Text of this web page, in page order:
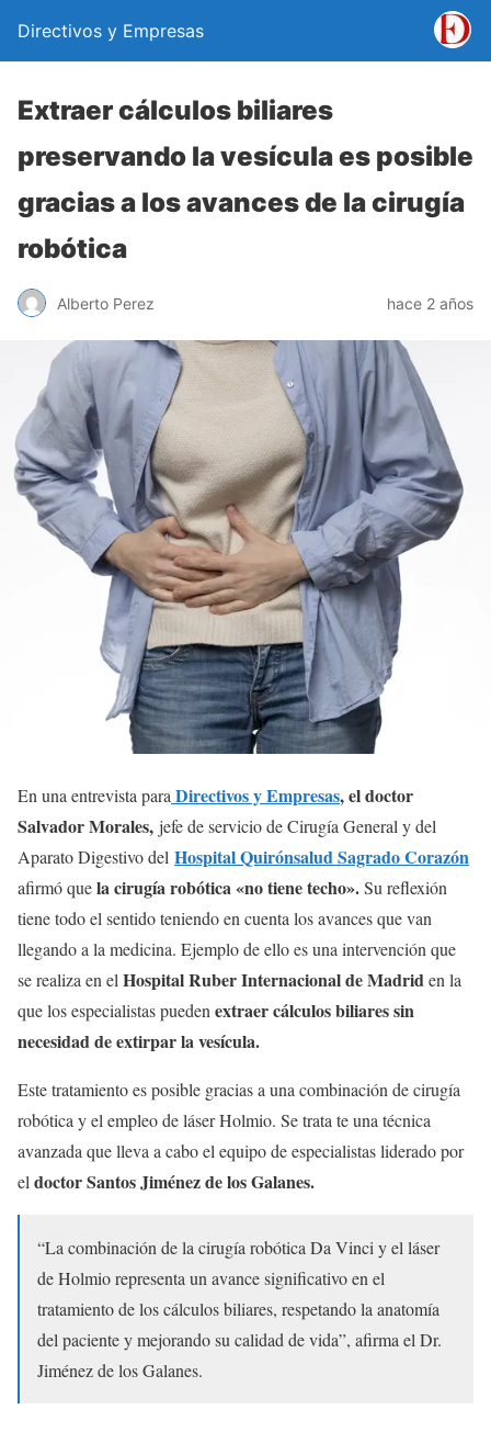
Directivos y Empresas
Extraer cálculos biliares
preservando la vesícula es posible
gracias a los avances de la cirugía
robótica
Alberto Perez hace 2 años
En una entrevista para Directivos y Empresas, el doctor
Salvador Morales, jefe de servicio de Cirugía General y del
Aparato Digestivo del Hospital Quirónsalud Sagrado Corazón
afirmó quela cirugía robótica «no tiene techo».Su reflexión
tiene todo el sentido teniendo en cuenta los avances que van
llegando a la medicina. Ejemplo de ello es una intervención que
se realiza en el Hospital Ruber Internacional de Madriden la
que los especialistas pueden extraer cálculos biliares sin
necesidad de extirpar la vesícula.
Este tratamiento es posible gracias a una combinación de cirugía
robótica y el empleo de láser Holmio. Se trata te una técnica
avanzada que lleva a cabo el equipo de especialistas liderado por
el doctor Santos Jiménez de los Galanes.
“La combinación de la cirugía robótica Da Vinci y el láser
de Holmio representa un avance significativo en el
tratamiento de los cálculos biliares, respetando la anatomía
del paciente y mejorando su calidad de vida”, afirma el Dr.
Jiménez de los Galanes.